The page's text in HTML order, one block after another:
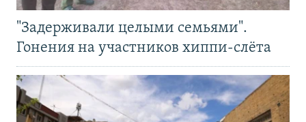
"Задерживали целыми семьями".
Гонения на участников хиппи-слёта